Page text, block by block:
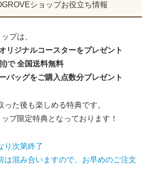
ショップお役立ち情報
プは、
リジナルコースターをプレゼント
)で 全国送料無料
バッグをご購入点数分プレゼント
った後も楽しめる特典です。
プ限定特典となっております！
り次第終了
混み合いますので、お早めのご注文